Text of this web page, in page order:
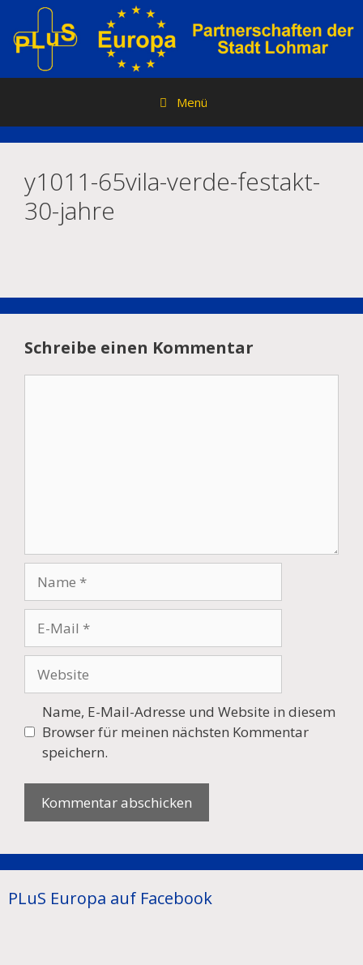
Inhalt
springen
Menü
y1011-65vila-verde-festakt-
30-jahre
Schreibe einen Kommentar
Mail
Name, E-Mail-Adresse und Website in diesem
Browser für meinen nächsten Kommentar
speichern.
PLuS Europa auf Facebook